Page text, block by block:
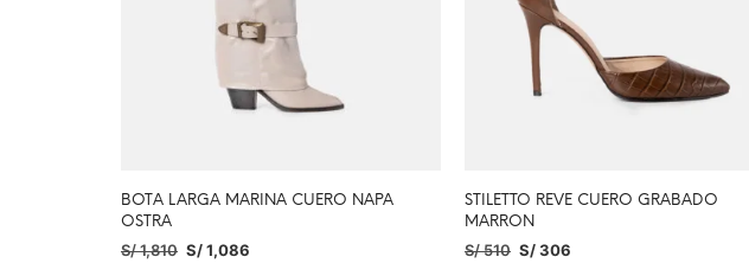
BOTA LARGA MARINA CUERO NAPA
OSTRA
S/1,810 S/1,086
STILETTO REVE CUERO GRABADO
MARRON
S/510 S/306